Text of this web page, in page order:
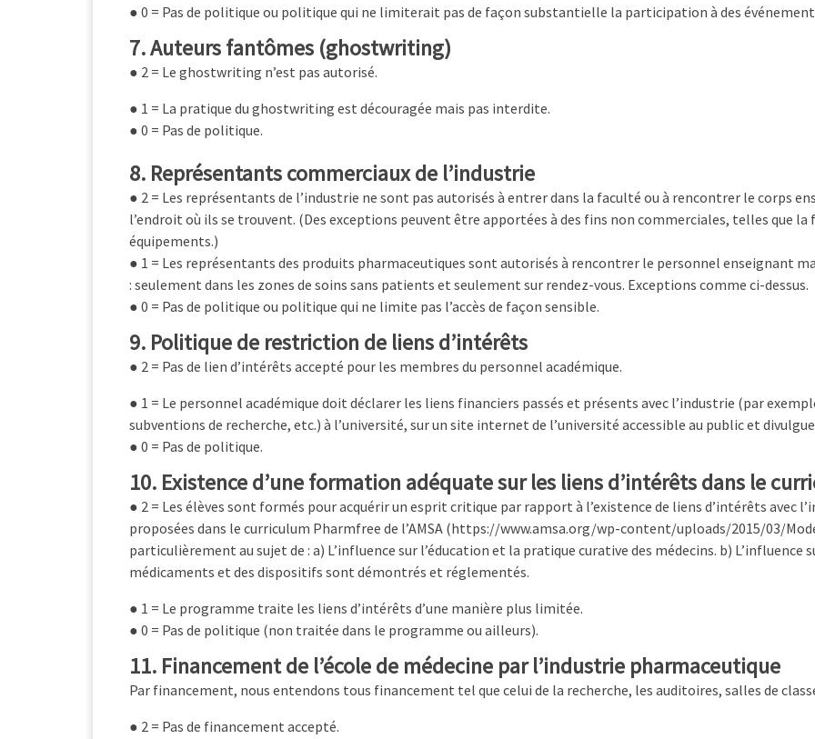
● 0 = Pas de politique ou politique qui ne limiterait pas de façon substantielle la participation à des
7. Auteurs fantômes (ghostwriting)
● 2 = Le ghostwriting n’est pas autorisé.
● 1 = La pratique du ghostwriting est découragée mais pas interdite.
● 0 = Pas de politique.
8. Représentants commerciaux de l’industrie
● 2 = Les représentants de l’industrie ne sont pas autorisés à entrer dans la faculté ou à rencontrer le corps
l’endroit où ils se trouvent. (Des exceptions peuvent être apportées à des fins non commerciales, telles que la
équipements.)
● 1 = Les représentants des produits pharmaceutiques sont autorisés à rencontrer le personnel enseignant
: seulement dans les zones de soins sans patients et seulement sur rendez-vous. Exceptions comme ci-dessus.
● 0 = Pas de politique ou politique qui ne limite pas l’accès de façon sensible.
9. Politique de restriction de liens d’intérêts
● 2 = Pas de lien d’intérêts accepté pour les membres du personnel académique.
● 1 = Le personnel académique doit déclarer les liens financiers passés et présents avec l’industrie (par
subventions de recherche, etc.) à l’université, sur un site internet de l’université accessible au public et
● 0 = Pas de politique.
10. Existence d’une formation adéquate sur les liens d’intérêts dans le
● 2 = Les élèves sont formés pour acquérir un esprit critique par rapport à l’existence de liens d’intérêts avec
proposées dans le curriculum Pharmfree de l’AMSA (https://www.amsa.org/wp-content/uploads/2015/03/
particulièrement au sujet de : a) L’influence sur l’éducation et la pratique curative des médecins. b) L’influence
médicaments et des dispositifs sont démontrés et réglementés.
● 1 = Le programme traite les liens d’intérêts d’une manière plus limitée.
● 0 = Pas de politique (non traitée dans le programme ou ailleurs).
11. Financement de l’école de médecine par l’industrie pharmaceutique
Par financement, nous entendons tous financement tel que celui de la recherche, les auditoires, salles de
● 2 = Pas de financement accepté.